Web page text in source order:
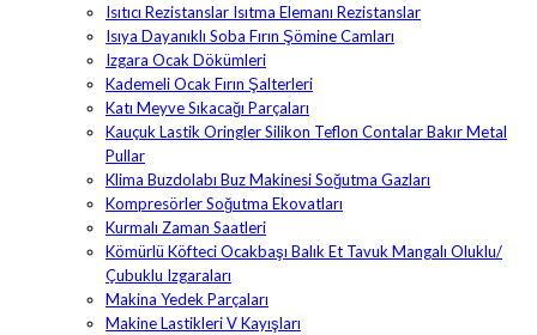
Isıtıcı Rezistanslar Isıtma Elemanı Rezistanslar
Isıya Dayanıklı Soba Fırın Şömine Camları
Izgara Ocak Dökümleri
Kademeli Ocak Fırın Şalterleri
Katı Meyve Sıkacağı Parçaları
Kauçuk Lastik Oringler Silikon Teflon Contalar Bakır Metal
Pullar
Klima Buzdolabı Buz Makinesi Soğutma Gazları
Kompresörler Soğutma Ekovatları
Kurmalı Zaman Saatleri
Kömürlü Köfteci Ocakbaşı Balık Et Tavuk Mangalı Oluklu/
Çubuklu Izgaraları
Makina Yedek Parçaları
Makine Lastikleri V Kayışları